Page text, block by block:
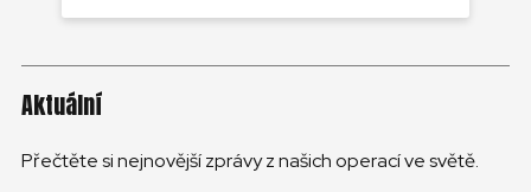
Aktuální
Přečtěte si nejnovější zprávy z našich operací ve světě.